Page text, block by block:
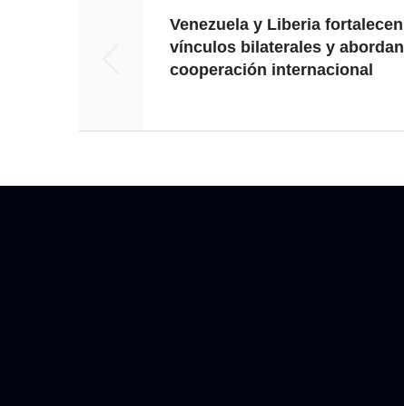
Venezuela y Liberia fortalecen
vínculos bilaterales y abordan
cooperación internacional